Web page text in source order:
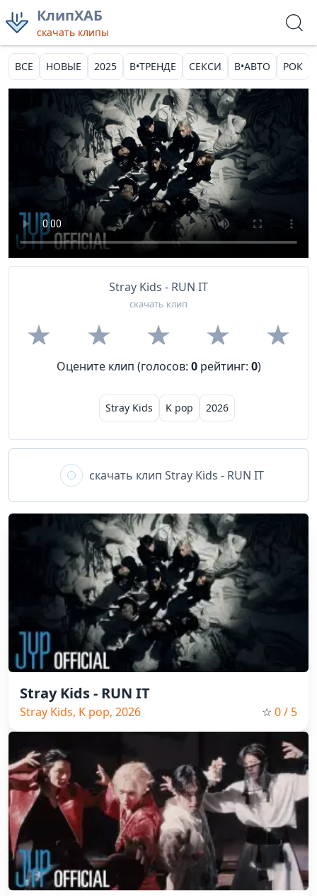
КлипХАБ
скачать клипы
ВСЕ НОВЫЕ 2025 В•ТРЕНДЕ СЕКСИ В•АВТО РОК
Stray Kids - RUN IT
скачать клип
Оцените клип (голосов: 0 рейтинг: 0)
Stray Kids K pop 2026
скачать клип Stray Kids - RUN IT
Stray Kids - RUN IT
Stray Kids, K pop, 2026 ☆ 0/ 5